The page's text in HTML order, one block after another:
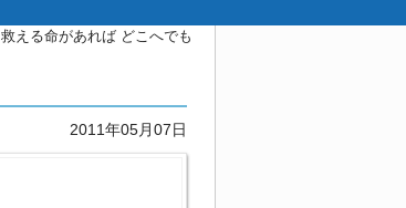
救える命があれば どこへでも
2011年05月07日